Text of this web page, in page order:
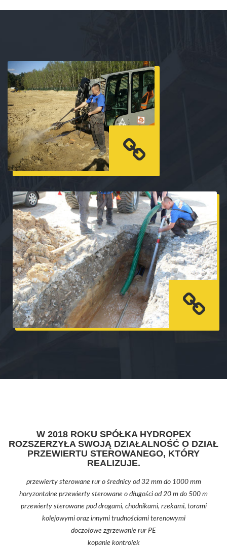
W 2018 ROKU SPÓŁKA HYDROPEX
ROZSZERZYŁA SWOJĄ DZIAŁALNOŚĆ O DZIAŁ
PRZEWIERTU STEROWANEGO, KTÓRY
REALIZUJE.
przewierty sterowane rur o średnicy od 32 mm do 1000 mm
horyzontalne przewierty sterowane o długości od 20 m do 500 m
przewierty sterowane pod drogami, chodnikami, rzekami, torami
kolejowymi oraz innymi trudnościami terenowymi
doczołowe zgrzewanie rur PE
kopanie kontrolek